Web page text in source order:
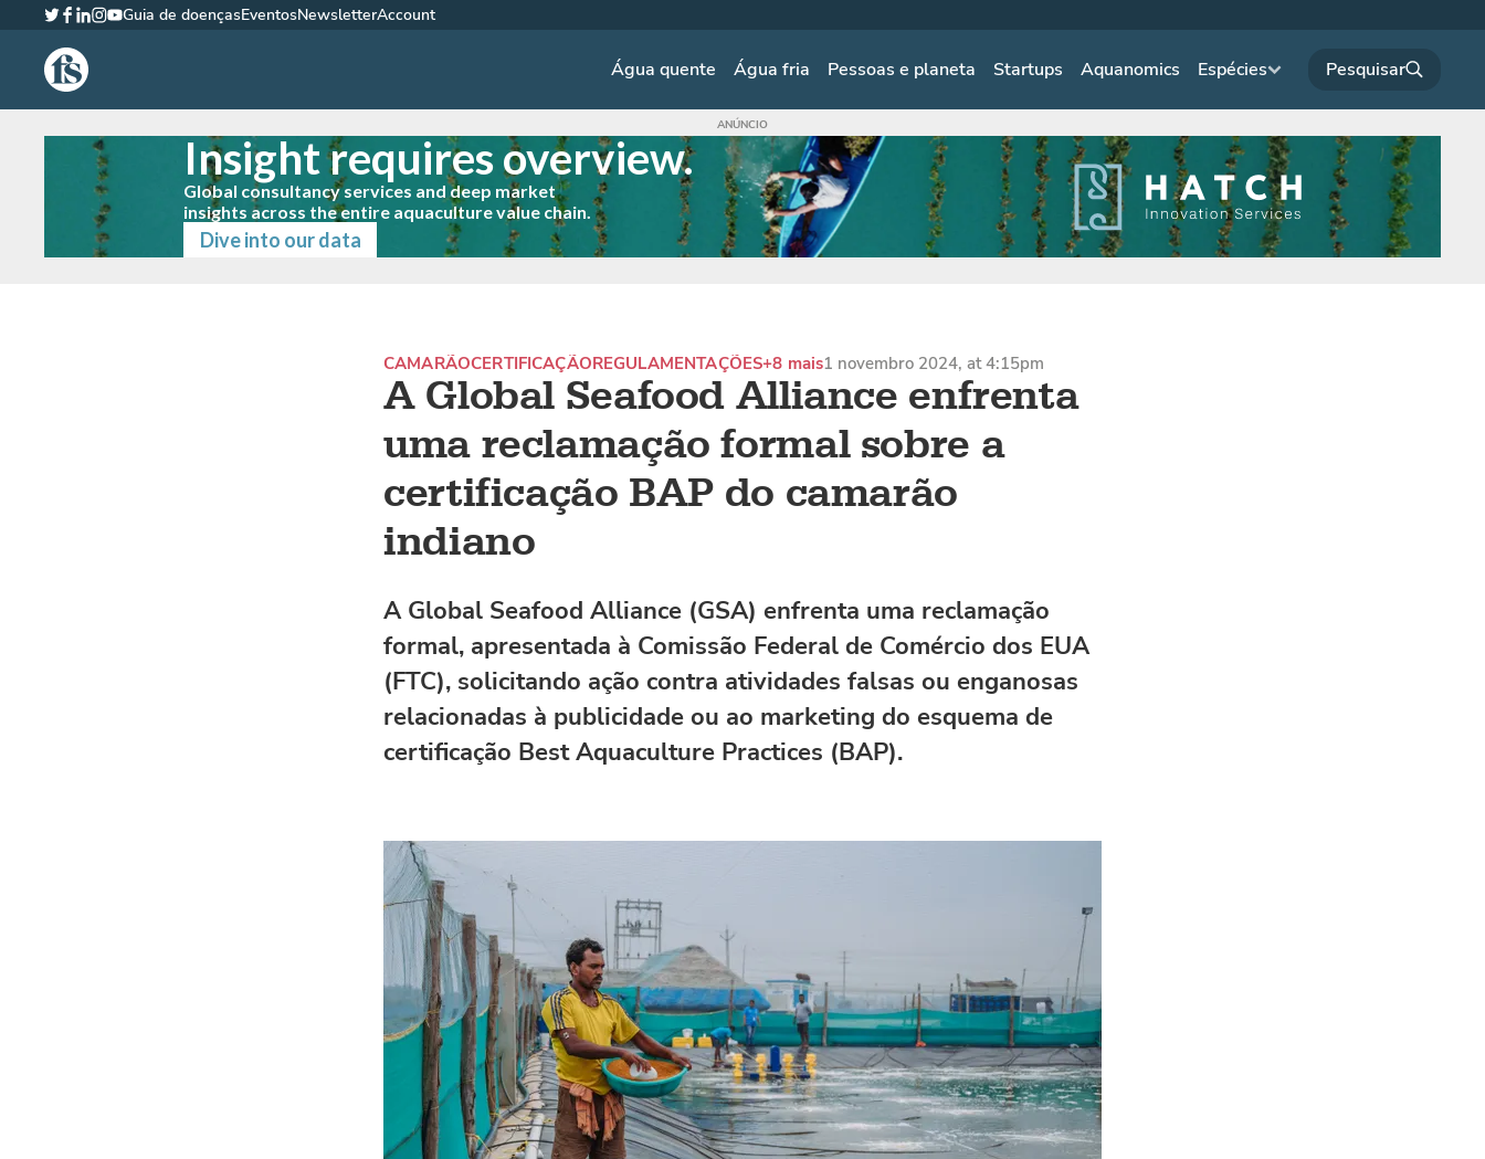
The Fish Site Brasil Água quente Água fria Pessoas e planeta Startups Aquanomics Espécies
Twitter
Facebook
LinkedIn
Instagram
YouTube
Guia de doençasEventosNewsletterAccount
A Global Seafood Alliance enfrenta
uma reclamação formal sobre a
certificação BAP do camarão
indiano
CAMARÃOCERTIFICAÇÃOREGULAMENTAÇÕES+8 mais1 novembro 2024, at 4:15pm
A Global Seafood Alliance (GSA) enfrenta uma reclamação
formal, apresentada à Comissão Federal de Comércio dos EUA
(FTC), solicitando ação contra atividades falsas ou enganosas
relacionadas à publicidade ou ao marketing do esquema de
certificação Best Aquaculture Practices (BAP).
Insight requires overview.
Global consultancy services and deep market
insights across the entire aquaculture value chain.
Dive into our data